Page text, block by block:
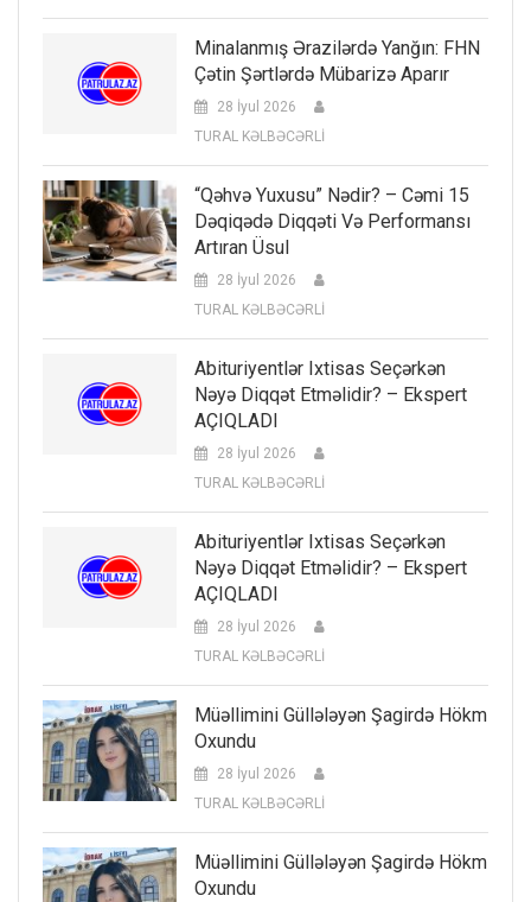
Minalanmış Ərazilərdə Yanğın: FHN
Çətin Şərtlərdə Mübarizə Aparır
28 İyul 2026
TURAL KƏLBƏCƏRLİ
“Qəhvə Yuxusu” Nədir? – Cəmi 15
Dəqiqədə Diqqəti Və Performansı
Artıran Üsul
28 İyul 2026
TURAL KƏLBƏCƏRLİ
Abituriyentlər Ixtisas Seçərkən
Nəyə Diqqət Etməlidir? – Ekspert
AÇIQLADI
28 İyul 2026
TURAL KƏLBƏCƏRLİ
Abituriyentlər Ixtisas Seçərkən
Nəyə Diqqət Etməlidir? – Ekspert
AÇIQLADI
28 İyul 2026
TURAL KƏLBƏCƏRLİ
Müəllimini Güllələyən Şagirdə Hökm
Oxundu
28 İyul 2026
TURAL KƏLBƏCƏRLİ
Müəllimini Güllələyən Şagirdə Hökm
Oxundu